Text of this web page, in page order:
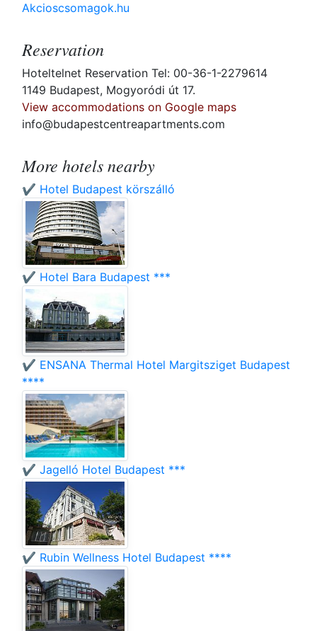
Akcioscsomagok.hu
Reservation
Hoteltelnet Reservation Tel: 00-36-1-2279614
1149 Budapest, Mogyoródi út 17.
View accommodations on Google maps
info@budapestcentreapartments.com
More hotels nearby
✔️ Hotel Budapest körszálló
✔️ Hotel Bara Budapest ***
✔️ ENSANA Thermal Hotel Margitsziget Budapest
****
✔️ Jagelló Hotel Budapest ***
✔️ Rubin Wellness Hotel Budapest ****